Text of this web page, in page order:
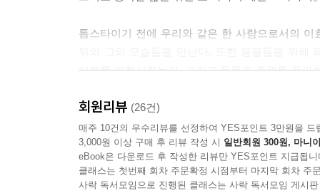
주는 사람들이 많다. 반면에 어려운 사람들부터
--- 하나를 하면 다 한 것 중에서
톱스타이기 전에 우리와 같은 한 사람으로서의
이토록 변화시켰는지, 그리고 동물과 주위를 돌
살아가는 동물들을 향한 그의 진심을 느낄 수 있
하는지 생각해보게 만든다.
이효리와 순심이,
네 마리 고양이와 함께하는 일상, 『가까이』
회원리뷰 (26건)
매주 10건의 우수리뷰를 선정하여 YES포인트 3만원을 드
3,000원 이상 구매 후 리뷰 작성 시 일반회원 300원, 마니
eBook은 다운로드 후 작성한 리뷰만 YES포인트 지급됩니
클래스는 첫번째 회차 주문확정 시점부터 마지막 회차 주
사락 독서모임으로 진행된 클래스는 사락 독서모임 게시